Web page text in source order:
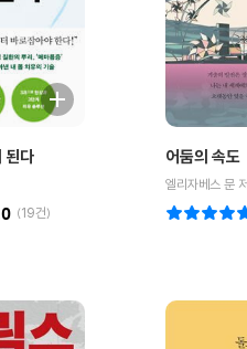
된다
(19건)
어둠의 속도
엘리자베스 문